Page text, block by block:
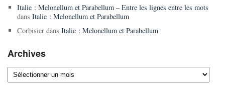
Italie : Melonellum et Parabellum – Entre les lignes entre les mots
dans Italie : Melonellum et Parabellum
Corbisierdans Italie : Melonellum et Parabellum
Archives
Archives